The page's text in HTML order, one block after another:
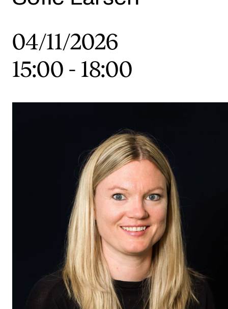
Årsstudium og videreutdanning
Etterutdanning og kurs
Talentutvikling
Studentutvalet SUT (student.nmh.no)
FORSKNING
04/11/2026
15:00 - 18:00